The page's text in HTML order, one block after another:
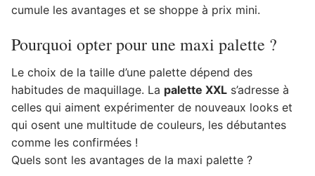
cumule les avantages et se shoppe à prix mini.
Pourquoi opter pour une maxi palette ?
Le choix de la taille d’une palette dépend des
habitudes de maquillage. La palette XXL s’adresse à
celles qui aiment expérimenter de nouveaux looks et
qui osent une multitude de couleurs, les débutantes
comme les confirmées !
Quels sont les avantages de la maxi palette ?